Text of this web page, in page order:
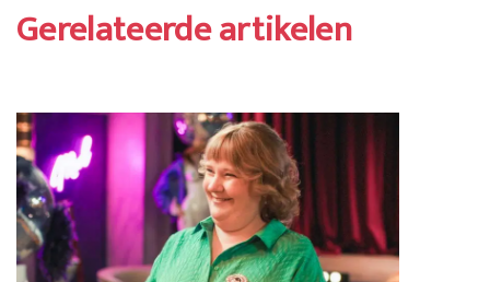
Gerelateerde artikelen